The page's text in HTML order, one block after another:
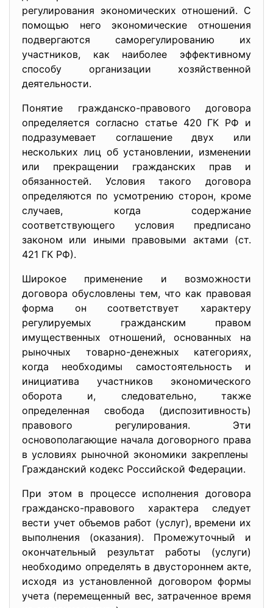
регулирования экономических отношений. С
помощью него экономические отношения
подвергаются саморегулированию их
участников, как наиболее эффективному
способу организации хозяйственной
деятельности.
Понятие гражданско-правового договора
определяется согласно статье 420 ГК РФ и
подразумевает соглашение двух или
нескольких лиц об установлении, изменении
или прекращении гражданских прав и
обязанностей. Условия такого договора
определяются по усмотрению сторон, кроме
случаев, когда содержание
соответствующего условия предписано
законом или иными ­правовыми актами (ст.
421 ГК РФ).
Широкое применение и возможности
договора обусловлены тем, что как правовая
форма он соответствует характеру
регулируемых гражданским правом
имущественных отношений, основанных на
рыночных товарно-денежных категориях,
когда необходимы самостоятельность и
инициатива участников экономического
оборота и, следовательно, также
определенная свобода (диспозитивность)
правового регулирования. Эти
основополагающие начала договорного права
в условиях рыночной экономики закреплены
Гражданский кодекс Российской Федерации.
При этом в процессе исполнения договора
гражданско-правового характера следует
вести учет объемов работ (услуг), времени их
выполнения (оказания). Промежуточный и
окончательный результат работы (услуги)
необходимо определять в двустороннем акте,
исходя из установленной договором формы
учета (перемещенный вес, затраченное время